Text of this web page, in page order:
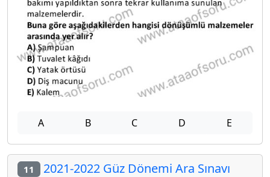
A B C D E
11 2021-2022 Güz Dönemi Ara Sınavı